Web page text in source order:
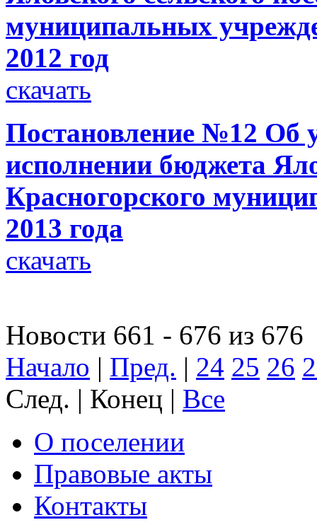
муниципальных
2012 год
скачать
Постановление №12 Об
исполнении бюджета
Красногорского
2013 года
скачать
Новости 661 - 676 из 676
Начало | Пред. | 24 25 26
След. | Конец | Все
О поселении
Правовые акты
Контакты